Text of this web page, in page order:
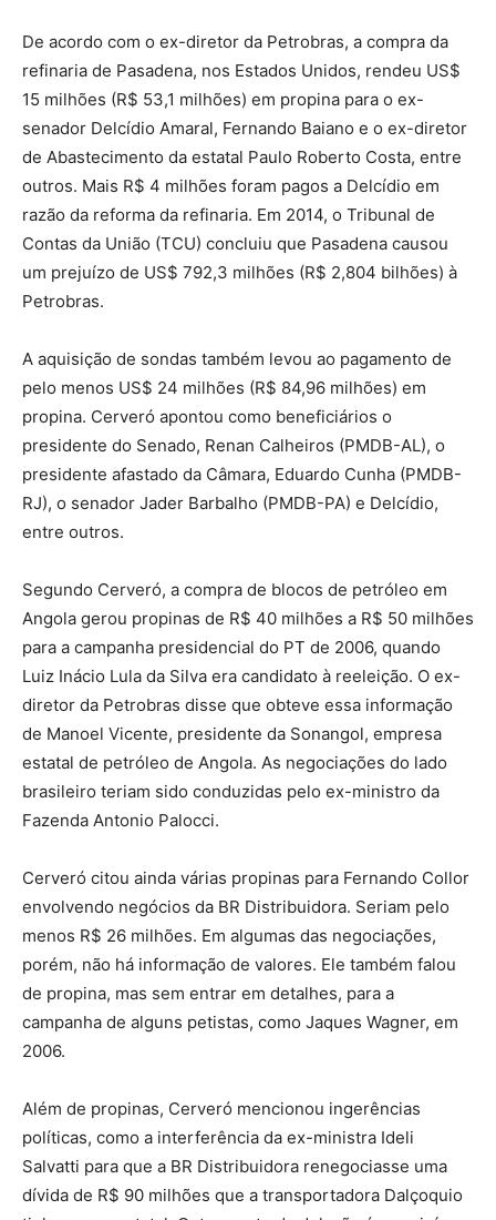
De acordo com o ex-diretor da Petrobras, a compra da
refinaria de Pasadena, nos Estados Unidos, rendeu US$
15 milhões (R$ 53,1 milhões) em propina para o ex-
senador Delcídio Amaral, Fernando Baiano e o ex-diretor
de Abastecimento da estatal Paulo Roberto Costa, entre
outros. Mais R$ 4 milhões foram pagos a Delcídio em
razão da reforma da refinaria. Em 2014, o Tribunal de
Contas da União (TCU) concluiu que Pasadena causou
um prejuízo de US$ 792,3 milhões (R$ 2,804 bilhões) à
Petrobras.
A aquisição de sondas também levou ao pagamento de
pelo menos US$ 24 milhões (R$ 84,96 milhões) em
propina. Cerveró apontou como beneficiários o
presidente do Senado, Renan Calheiros (PMDB-AL), o
presidente afastado da Câmara, Eduardo Cunha (PMDB-
RJ), o senador Jader Barbalho (PMDB-PA) e Delcídio,
entre outros.
Segundo Cerveró, a compra de blocos de petróleo em
Angola gerou propinas de R$ 40 milhões a R$ 50 milhões
para a campanha presidencial do PT de 2006, quando
Luiz Inácio Lula da Silva era candidato à reeleição. O ex-
diretor da Petrobras disse que obteve essa informação
de Manoel Vicente, presidente da Sonangol, empresa
estatal de petróleo de Angola. As negociações do lado
brasileiro teriam sido conduzidas pelo ex-ministro da
Fazenda Antonio Palocci.
Cerveró citou ainda várias propinas para Fernando Collor
envolvendo negócios da BR Distribuidora. Seriam pelo
menos R$ 26 milhões. Em algumas das negociações,
porém, não há informação de valores. Ele também falou
de propina, mas sem entrar em detalhes, para a
campanha de alguns petistas, como Jaques Wagner, em
2006.
Além de propinas, Cerveró mencionou ingerências
políticas, como a interferência da ex-ministra Ideli
Salvatti para que a BR Distribuidora renegociasse uma
dívida de R$ 90 milhões que a transportadora Dalçoquio